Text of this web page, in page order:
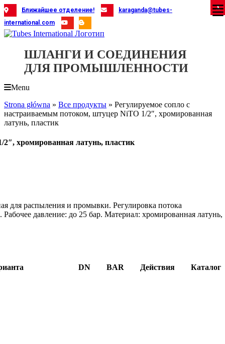
Skip
to
content
Ближайшее отделение!
karaganda@tubes-
international.com
ШЛАНГИ И СОЕДИНЕНИЯ
ДЛЯ ПРОМЫШЛЕННОСТИ
Menu
Strona główna » Все продукты » Регулируемое сопло с
настраиваемым потоком, штуцер NiTO 1/2″, хромированная
латунь, пластик
хромированная латунь, пластик
для распыления и промывки. Регулировка потока
давление: до 25 бар. Материал: хромированная латунь,
DN BAR Действия Каталог
X
X
X
X
X
X
X
X
X
X
X
X
X
X
X
X
X
X
X